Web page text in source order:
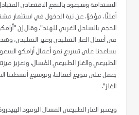
الاستدامة وسيعود بالنفع الاقتصادي
أعلنّا، مؤخرًا، عن نية الدخول في استثمار
الحجم بالساحل الغربي للهند"، وقال إن
في أعمال الغاز التقليدي وغير التقليدي،
يساعدنا على تسريع نمو أعمال أرامكو
الطبيعي والغاز الطبيعي المُسال، وتعزيز
يعمل على تنويع أعمالنا، وتوسيع أنشطتنا
الغاز".
ويعتبر الغاز الطبيعي المسال الوقود